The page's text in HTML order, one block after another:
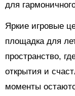
для
Яркие игровые
площадка для
пространство,
открытия и
моменты